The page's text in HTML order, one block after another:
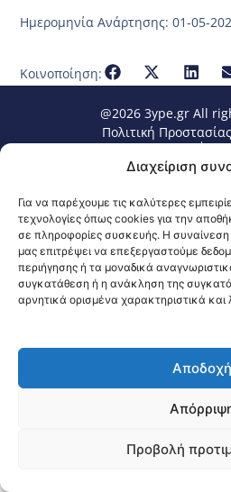
Διαχείριση
Για να παρέχουμε τις καλύτερες
τεχνολογίες όπως cookies για την
σε πληροφορίες συσκευής. Η συναίνεση
μας επιτρέψει να επεξεργαστούμε
περιήγησης ή τα μοναδικά
συγκατάθεση ή η ανάκληση της
αρνητικά ορισμένα χαρακτηριστικά και
Αποδοχή
Προβολή
Ημερομηνία Ανάρτησης: 01-05-
Κοινοποίηση:
@2026 3ype.gr All
Πολιτική
email: